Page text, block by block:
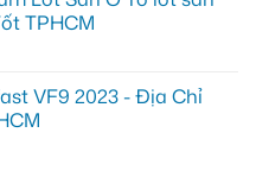
TPHCM
VF9 2023 - Địa Chỉ